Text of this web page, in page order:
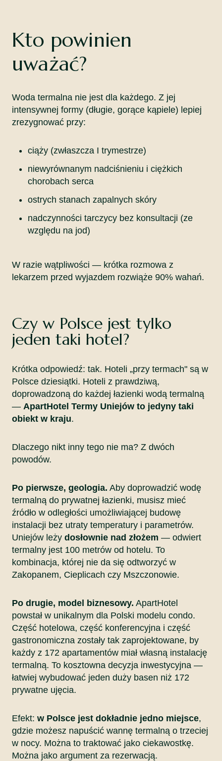
Kto powinien
uważać?
Woda termalna nie jest dla każdego. Z jej
intensywnej formy (długie, gorące kąpiele) lepiej
zrezygnować przy:
ciąży (zwłaszcza I trymestrze)
niewyrównanym nadciśnieniu i ciężkich
chorobach serca
ostrych stanach zapalnych skóry
nadczynności tarczycy bez konsultacji (ze
względu na jod)
W razie wątpliwości — krótka rozmowa z
lekarzem przed wyjazdem rozwiąże 90% wahań.
Czy w Polsce jest tylko
jeden taki hotel?
Krótka odpowiedź: tak. Hoteli „przy termach" są w
Polsce dziesiątki. Hoteli z prawdziwą,
doprowadzoną do każdej łazienki wodą termalną
— ApartHotel Termy Uniejów to jedyny taki
obiekt w kraju.
Dlaczego nikt inny tego nie ma? Z dwóch
powodów.
Po pierwsze, geologia. Aby doprowadzić wodę
termalną do prywatnej łazienki, musisz mieć
źródło w odległości umożliwiającej budowę
instalacji bez utraty temperatury i parametrów.
Uniejów leży dosłownie nad złożem — odwiert
termalny jest 100 metrów od hotelu. To
kombinacja, której nie da się odtworzyć w
Zakopanem, Cieplicach czy Mszczonowie.
Po drugie, model biznesowy. ApartHotel
powstał w unikalnym dla Polski modelu condo.
Część hotelowa, część konferencyjna i część
gastronomiczna zostały tak zaprojektowane, by
każdy z 172 apartamentów miał własną instalację
termalną. To kosztowna decyzja inwestycyjna —
łatwiej wybudować jeden duży basen niż 172
prywatne ujęcia.
Efekt: w Polsce jest dokładnie jedno miejsce,
gdzie możesz napuścić wannę termalną o trzeciej
w nocy. Można to traktować jako ciekawostkę.
Można jako argument za rezerwacją.